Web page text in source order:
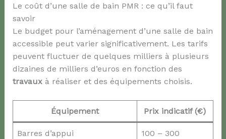
Le coût d’une salle de bain PMR : ce qu’il faut
savoir
Le budget pour l’aménagement d’une salle de bain
accessible peut varier significativement. Les tarifs
peuvent fluctuer de quelques milliers à plusieurs
dizaines de milliers d’euros en fonction des
travauxà réaliser et des équipements choisis.
Équipement Prix indicatif (€)
Barres d’appui 100 – 300